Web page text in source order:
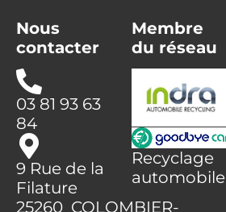
Nous
contacter
03 81 93 63
84
9 Rue de la
Filature
25260 COLOMBIER-
Membre
du réseau
Recyclage
automobile